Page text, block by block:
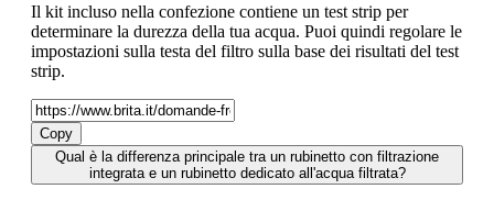
Il kit incluso nella confezione contiene un test strip per
determinare la durezza della tua acqua. Puoi quindi regolare le
impostazioni sulla testa del filtro sulla base dei risultati del test
strip.
Copy
Qual è la differenza principale tra un rubinetto con filtrazione
integrata e un rubinetto dedicato all'acqua filtrata?